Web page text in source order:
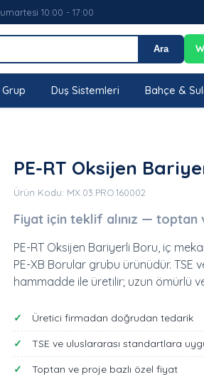
10:00 - 17:00
Ara
Duş Sistemleri Bahçe &
PE-RT Oksijen
Ürün Kodu: MX.03.PRO.160002
Fiyat için teklif alınız — toptan
PE-RT Oksijen Bariyerli Boru, iç
PE-XB Borular grubu ürünüdür.
hammadde ile üretilir; uzun ömürlü
Üretici firmadan doğrudan tedarik
TSE ve uluslararası standartlara
Toptan ve proje bazlı özel fiyat